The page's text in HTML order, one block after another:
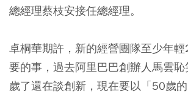
總經理蔡枝安接任總經理。
卓桐華期許，新的經營團隊至少年
要的事，過去阿里巴巴創辦人馬雲
歲了還在談創新，現在要以「50歲